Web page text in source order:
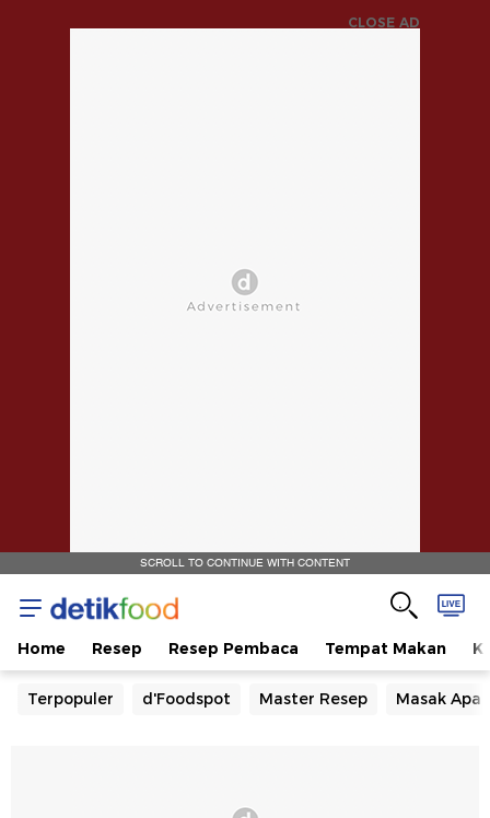
CLOSE AD
SCROLL TO CONTINUE WITH CONTENT
Home Resep Resep Pembaca Tempat Makan
Terpopuler d'Foodspot Master Resep Masak Apa